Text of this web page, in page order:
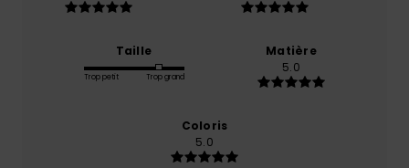
Taille
Trop petit Trop grand
Matière
5.0
Coloris
5.0